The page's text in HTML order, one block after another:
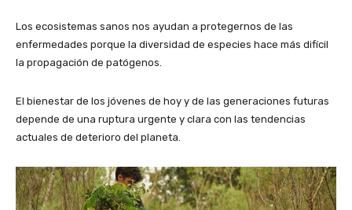
Los ecosistemas sanos nos ayudan a protegernos de las
enfermedades porque la diversidad de especies hace más difícil
la propagación de patógenos.
El bienestar de los jóvenes de hoy y de las generaciones futuras
depende de una ruptura urgente y clara con las tendencias
actuales de deterioro del planeta.